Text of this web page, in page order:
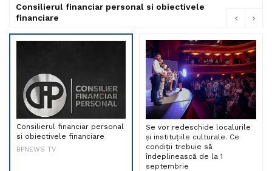
Consilierul financiar personal si obiectivele
financiare
Consilierul financiar personal
si obiectivele financiare
BPNEWS TV
Se vor redeschide localurile
și instituțiile culturale. Ce
condiții trebuie să
îndeplinească de la 1
septembrie